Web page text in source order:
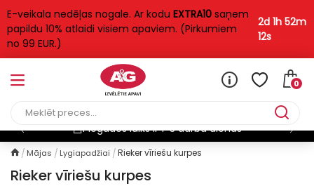
E-veikala nedēļas nogale. Ar kodu EXTRA10 saņem
papildu 10% atlaidi visiem apaviem. (Pirkumiem
no 99 EUR.)
2d 1h 52m
12s
0
Piegādes laiks ir 1-3 darba dienas
Mājas Lygiapadžiai Rieker vīriešu kurpes
Rieker vīriešu kurpes